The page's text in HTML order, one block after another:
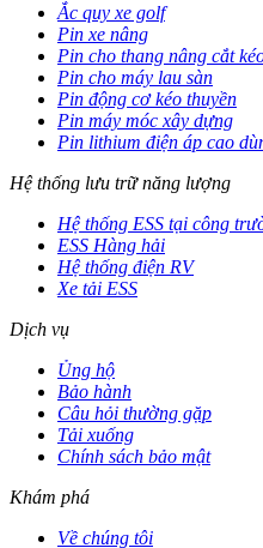
Ắc quy xe golf
Pin xe nâng
Pin cho thang nâng cắt
Pin cho máy lau sàn
Pin động cơ kéo thuyền
Pin máy móc xây dựng
Pin lithium điện áp cao
Hệ thống lưu trữ năng lượng
Hệ thống ESS tại công
ESS Hàng hải
Hệ thống điện RV
Xe tải ESS
Dịch vụ
Ủng hộ
Bảo hành
Câu hỏi thường gặp
Tải xuống
Chính sách bảo mật
Khám phá
Về chúng tôi